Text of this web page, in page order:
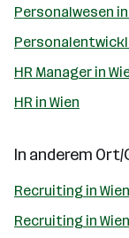
Personalwesen in
HR Manager in
HR in Wien
In anderem
Recruiting in
Recruiting in